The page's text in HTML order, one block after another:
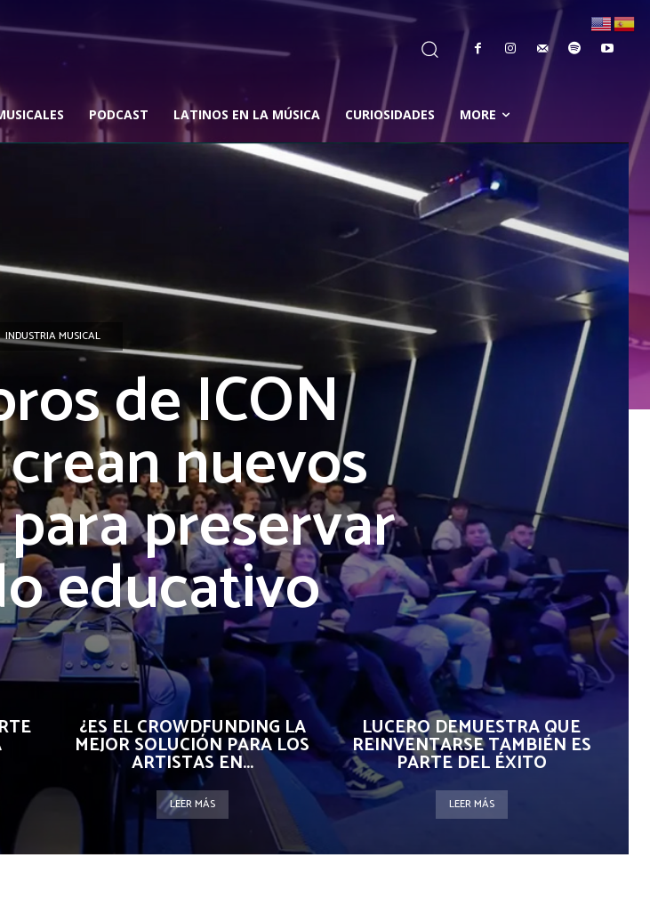
PODCAST LATINOS EN LA MÚSICA CURIOSIDADES MORE
INDUSTRIA MUSICAL
de ICON
nuevos
preservar
educativo
¿ES EL CROWDFUNDING LA
MEJOR SOLUCIÓN PARA LOS
ARTISTAS EN...
LEER MÁS
LUCERO DEMUESTRA QUE
REINVENTARSE TAMBIÉN ES
PARTE DEL ÉXITO
LEER MÁS